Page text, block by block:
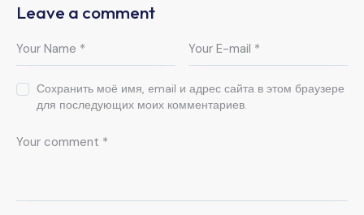
Leave a comment
Сохранить моё имя, email и адрес сайта в этом браузере
для последующих моих комментариев.